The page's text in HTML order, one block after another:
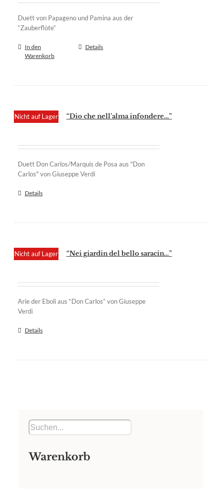
Duett von Papageno und Pamina aus der
“Zauberflöte”
In den
Warenkorb
Details
Nicht auf Lager “Dio che nell’alma infondere…”
Duett Don Carlos/Marquis de Posa aus "Don
Carlos" von Giuseppe Verdi
Details
Nicht auf Lager “Nei giardin del bello saracin…”
Arie der Eboli aus “Don Carlos” von Giuseppe
Verdi
Details
Warenkorb